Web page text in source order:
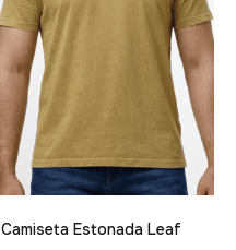
Camiseta Estonada Leaf